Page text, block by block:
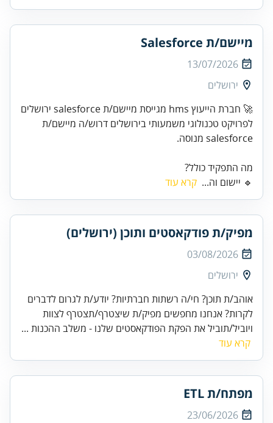
מיישם/ת Salesforce
13/07/2026
ירושלים
לפרויקט טכנולוגי משמעותי בירושלים דרוש/ה מיישם/ת
מה התפקיד כולל?
🔹 יישום וה... קרא עוד
מפיק/ת פודקאסטים ותוכן (ירושלים)
03/08/2026
ירושלים
אוהב/ת תוכן? חי/ה רשתות חברתיות? יודע/ת לגרום לדברים
לקרות? אנחנו מחפשים מפיק/ת שיצטרף/תצטרף לצוות
ויוביל/תוביל את הפקת הפודקאסטים שלנו - משלב ההכנות ...
קרא עוד
מפתח/ת ETL
23/06/2026